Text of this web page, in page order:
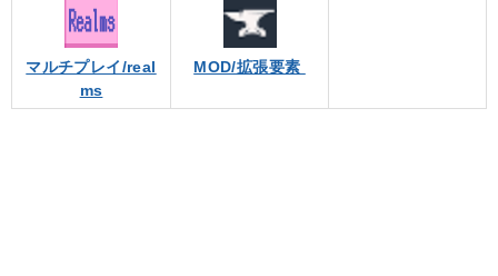
マルチプレイ/real
ms
MOD/拡張要素